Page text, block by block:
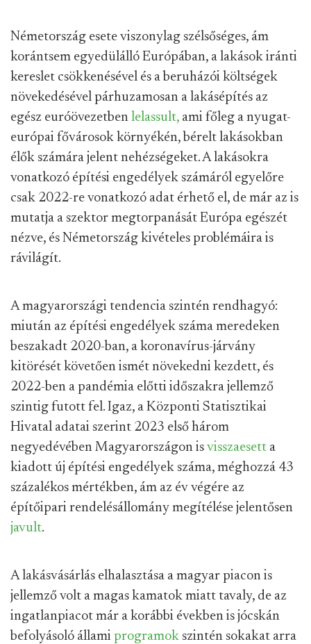
Németország esete viszonylag szélsőséges, ám
korántsem egyedülálló Európában, a lakások iránti
kereslet csökkenésével és a beruházói költségek
növekedésével párhuzamosan a lakásépítés az
egész euróövezetben lelassult, ami főleg a nyugat-
európai fővárosok környékén, bérelt lakásokban
élők számára jelent nehézségeket. A lakásokra
vonatkozó építési engedélyek számáról egyelőre
csak 2022-re vonatkozó adat érhető el, de már az is
mutatja a szektor megtorpanását Európa egészét
nézve, és Németország kivételes problémáira is
rávilágít.
A magyarországi tendencia szintén rendhagyó:
miután az építési engedélyek száma meredeken
beszakadt 2020-ban, a koronavírus-járvány
kitörését követően ismét növekedni kezdett, és
2022-ben a pandémia előtti időszakra jellemző
szintig futott fel. Igaz, a Központi Statisztikai
Hivatal adatai szerint 2023 első három
negyedévében Magyarországon is visszaesett a
kiadott új építési engedélyek száma, méghozzá 43
százalékos mértékben, ám az év végére az
építőipari rendelésállomány megítélése jelentősen
javult.
A lakásvásárlás elhalasztása a magyar piacon is
jellemző volt a magas kamatok miatt tavaly, de az
ingatlanpiacot már a korábbi években is jócskán
befolyásoló állami programok szintén sokakat arra